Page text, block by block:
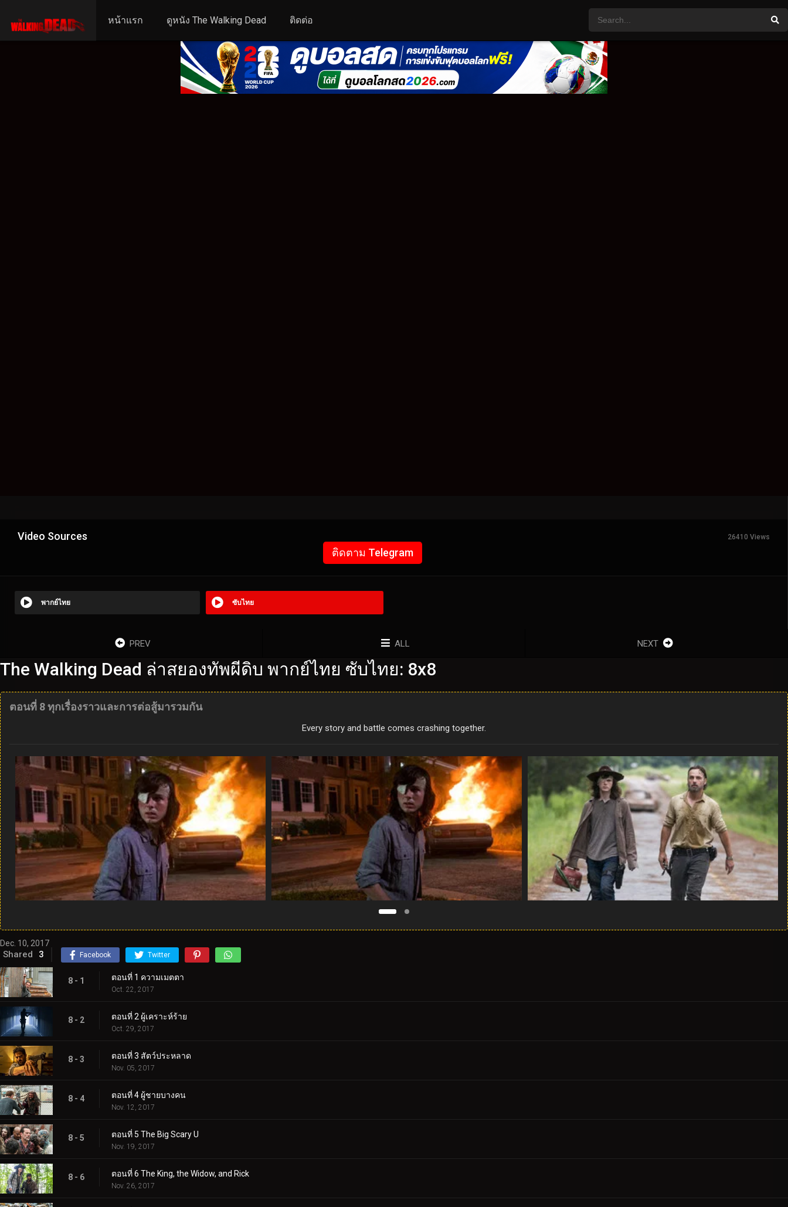
หน้าแรก ดูหนัง The Walking Dead ติดต่อ
Video Sources 26410 Views
ติดตาม Telegram
พากย์ไทย ซับไทย
PREV ALL NEXT
The Walking Dead ล่าสยองทัพผีดิบ พากย์ไทย ซับไทย: 8x8
ตอนที่ 8 ทุกเรื่องราวและการต่อสู้มารวมกัน
Every story and battle comes crashing together.
Dec. 10, 2017
Shared 3 Facebook Twitter
8 - 1 ตอนที่ 1 ความเมตตา
Oct. 22, 2017
8 - 2 ตอนที่ 2 ผู้เคราะห์ร้าย
Oct. 29, 2017
8 - 3 ตอนที่ 3 สัตว์ประหลาด
Nov. 05, 2017
8 - 4 ตอนที่ 4 ผู้ชายบางคน
Nov. 12, 2017
8 - 5 ตอนที่ 5 The Big Scary U
Nov. 19, 2017
8 - 6 ตอนที่ 6 The King, the Widow, and Rick
Nov. 26, 2017